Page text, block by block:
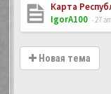
Карта
IgorA100 - 27
Новая тема